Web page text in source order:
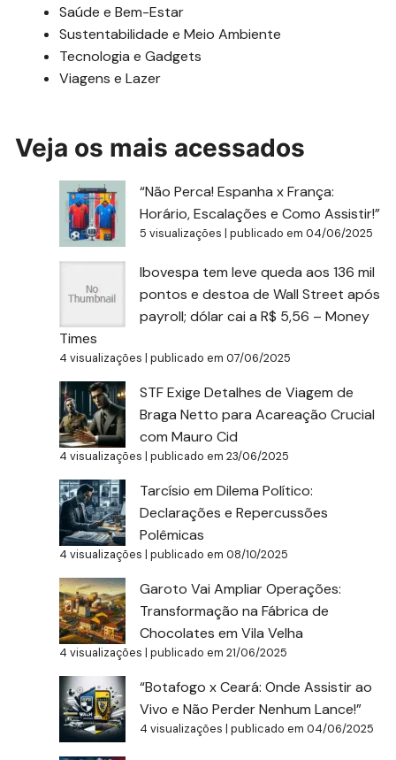
Saúde e Bem-Estar
Sustentabilidade e Meio Ambiente
Tecnologia e Gadgets
Viagens e Lazer
Veja os mais acessados
“Não Perca! Espanha x França:
Horário, Escalações e Como Assistir!”
5 visualizações |publicado em 04/06/2025
Ibovespa tem leve queda aos 136 mil
pontos e destoa de Wall Street após
payroll; dólar cai a R$ 5,56 – Money
Times
4 visualizações |publicado em 07/06/2025
STF Exige Detalhes de Viagem de
Braga Netto para Acareação Crucial
com Mauro Cid
4 visualizações |publicado em 23/06/2025
Tarcísio em Dilema Político:
Declarações e Repercussões
Polêmicas
4 visualizações |publicado em 08/10/2025
Garoto Vai Ampliar Operações:
Transformação na Fábrica de
Chocolates em Vila Velha
4 visualizações |publicado em 21/06/2025
“Botafogo x Ceará: Onde Assistir ao
Vivo e Não Perder Nenhum Lance!”
4 visualizações |publicado em 04/06/2025